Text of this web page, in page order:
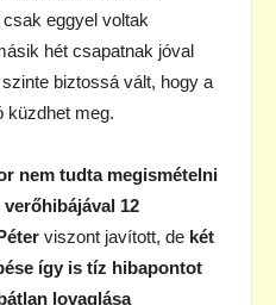
eggyel voltak
hét csapatnak jóval
biztossá vált, hogy a
küzdhet meg.
nem tudta megismételni
12
viszont javított, de két
így is tíz hibapontot
lovaglása